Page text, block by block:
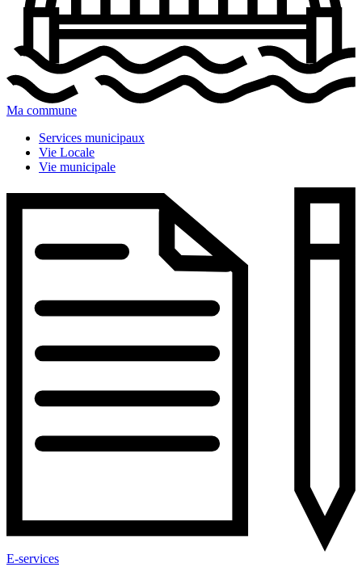
Ma commune
Services municipaux
Vie Locale
Vie municipale
E-services